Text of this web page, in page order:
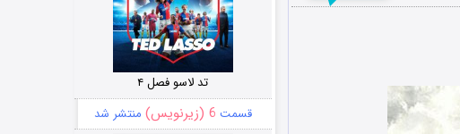
تد لاسو فصل ۴
قسمت 6 (زیرنویس) منتشر شد